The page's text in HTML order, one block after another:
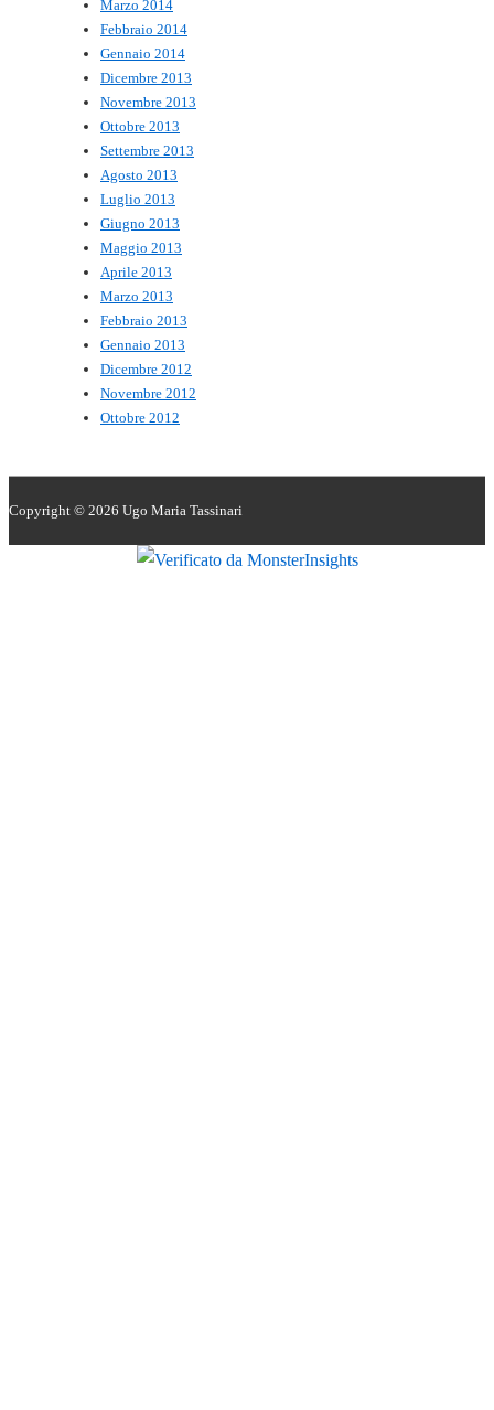
Marzo 2014
Febbraio 2014
Gennaio 2014
Dicembre 2013
Novembre 2013
Ottobre 2013
Settembre 2013
Agosto 2013
Luglio 2013
Giugno 2013
Maggio 2013
Aprile 2013
Marzo 2013
Febbraio 2013
Gennaio 2013
Dicembre 2012
Novembre 2012
Ottobre 2012
Copyright © 2026 Ugo Maria Tassinari